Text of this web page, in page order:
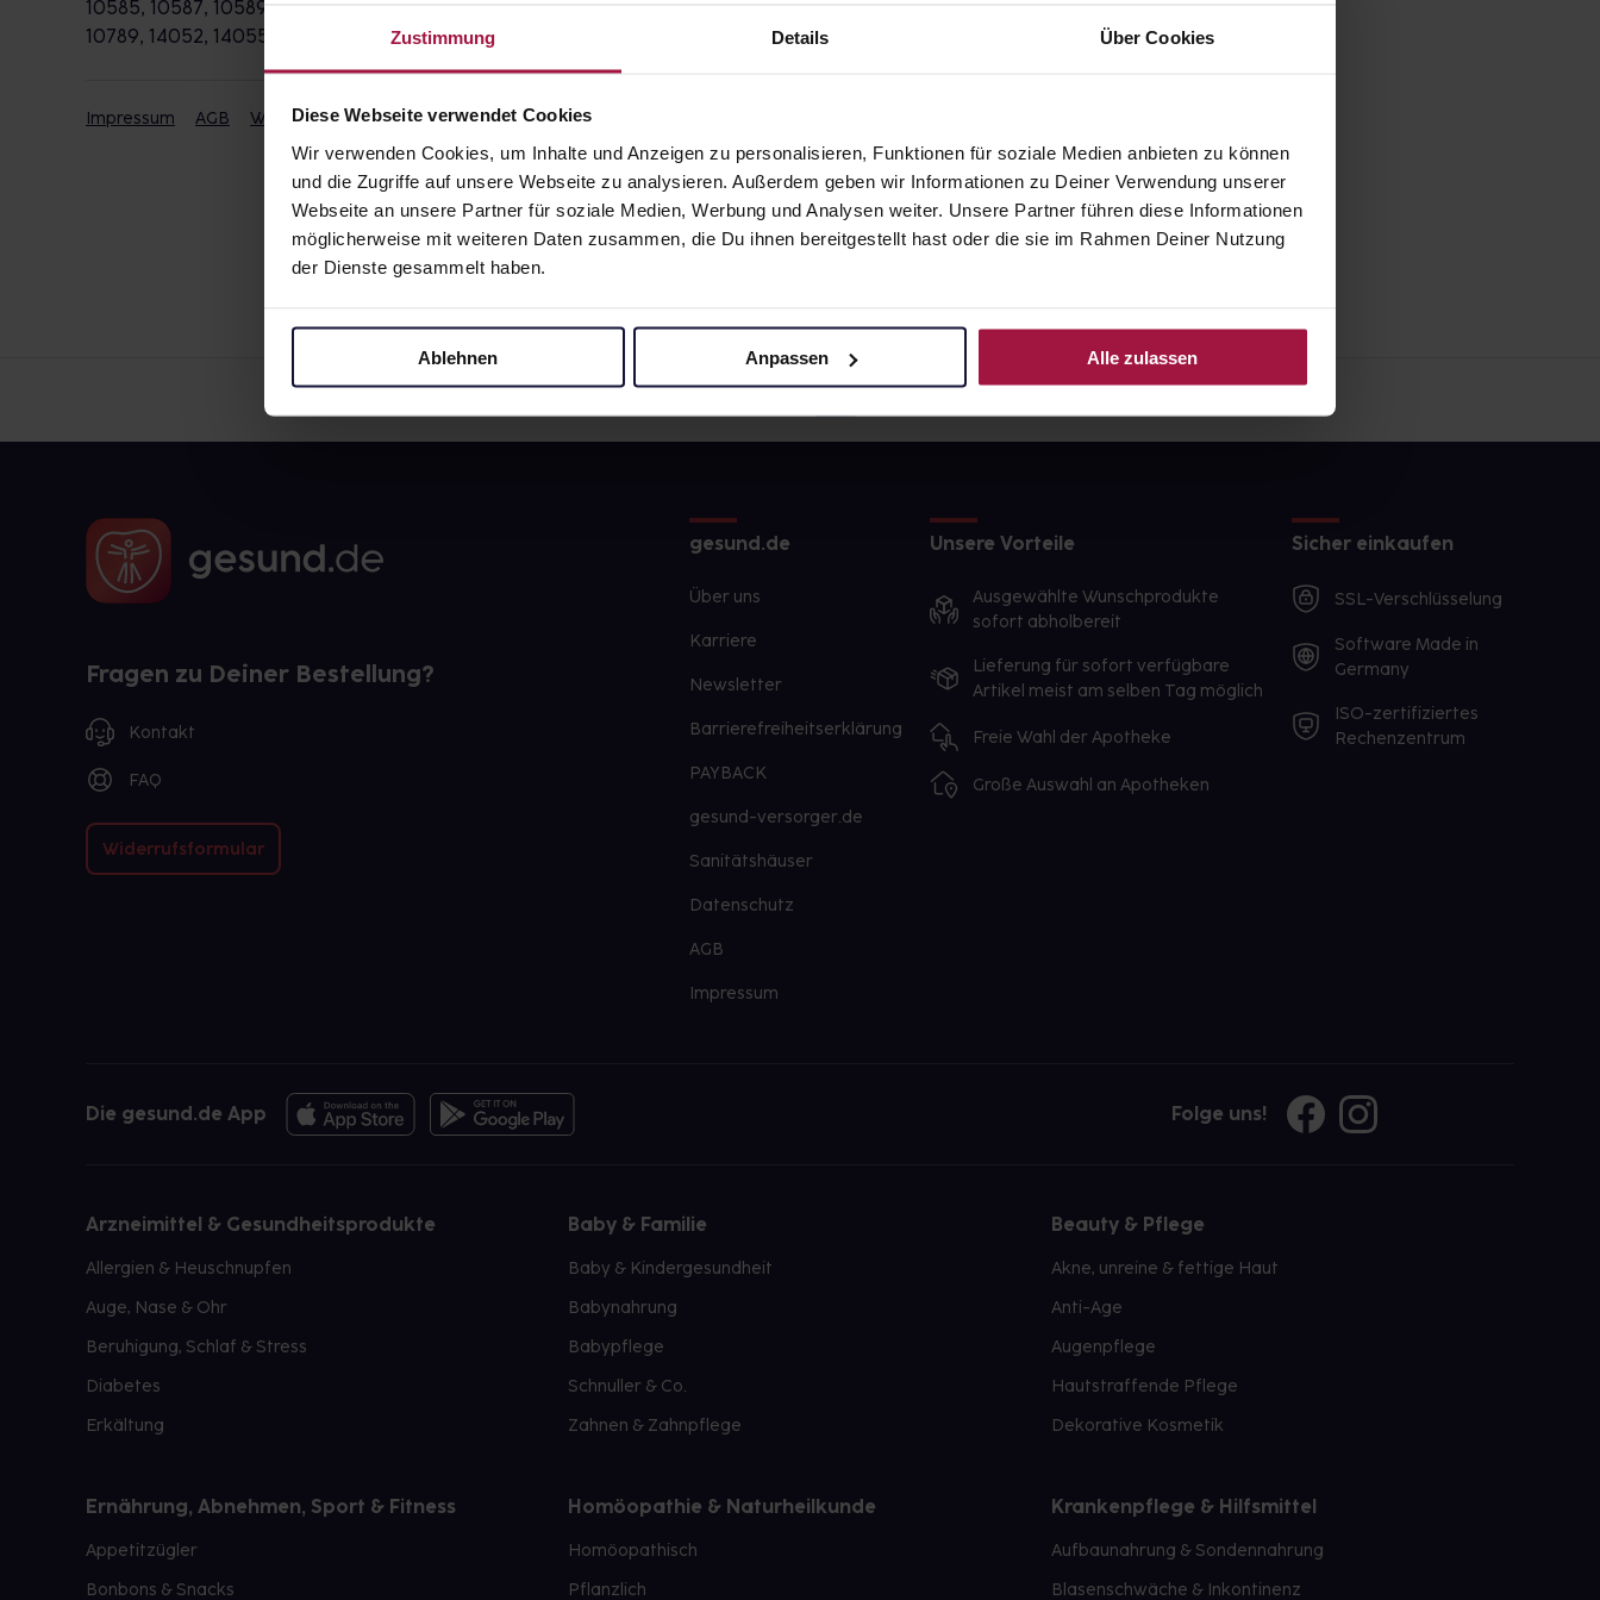
Zustimmung Details Über Cookies
Diese Webseite verwendet Cookies
Wir verwenden Cookies, um Inhalte und Anzeigen zu personalisieren, Funktionen für soziale Medien anbieten zu können
und die Zugriffe auf unsere Webseite zu analysieren. Außerdem geben wir Informationen zu Deiner Verwendung unserer
Webseite an unsere Partner für soziale Medien, Werbung und Analysen weiter. Unsere Partner führen diese Informationen
möglicherweise mit weiteren Daten zusammen, die Du ihnen bereitgestellt hast oder die sie im Rahmen Deiner Nutzung
der Dienste gesammelt haben.
Ablehnen Anpassen Alle zulassen
10585, 10587, 10589, 10623, 10625, 10627, 10629, 10707, 10709, 10711, 10713, 10717, 10719,
10789, 14052, 14055, 14057, 14059, 14193
Impressum AGB Widerrufsbelehrung Datenschutz
Fragen zu Deiner Bestellung?
Kontakt
FAQ
Widerrufsformular
gesund.de
Über uns
Karriere
Newsletter
Barrierefreiheitserklärung
PAYBACK
gesund-versorger.de
Sanitätshäuser
Datenschutz
AGB
Impressum
Unsere Vorteile
Ausgewählte Wunschprodukte
sofort abholbereit
Lieferung für sofort verfügbare
Artikel meist am selben Tag möglich
Freie Wahl der Apotheke
Große Auswahl an Apotheken
Sicher einkaufen
SSL-Verschlüsselung
Software Made in
Germany
ISO-zertifiziertes
Rechenzentrum
Die gesund.de App Folge uns!
Arzneimittel & Gesundheitsprodukte
Allergien & Heuschnupfen
Auge, Nase & Ohr
Beruhigung, Schlaf & Stress
Diabetes
Erkältung
Baby & Familie
Baby & Kindergesundheit
Babynahrung
Babypflege
Schnuller & Co.
Zahnen & Zahnpflege
Beauty & Pflege
Akne, unreine & fettige Haut
Anti-Age
Augenpflege
Hautstraffende Pflege
Dekorative Kosmetik
Ernährung, Abnehmen, Sport & Fitness
Appetitzügler
Bonbons & Snacks
Homöopathie & Naturheilkunde
Homöopathisch
Pflanzlich
Krankenpflege & Hilfsmittel
Aufbaunahrung & Sondennahrung
Blasenschwäche & Inkontinenz